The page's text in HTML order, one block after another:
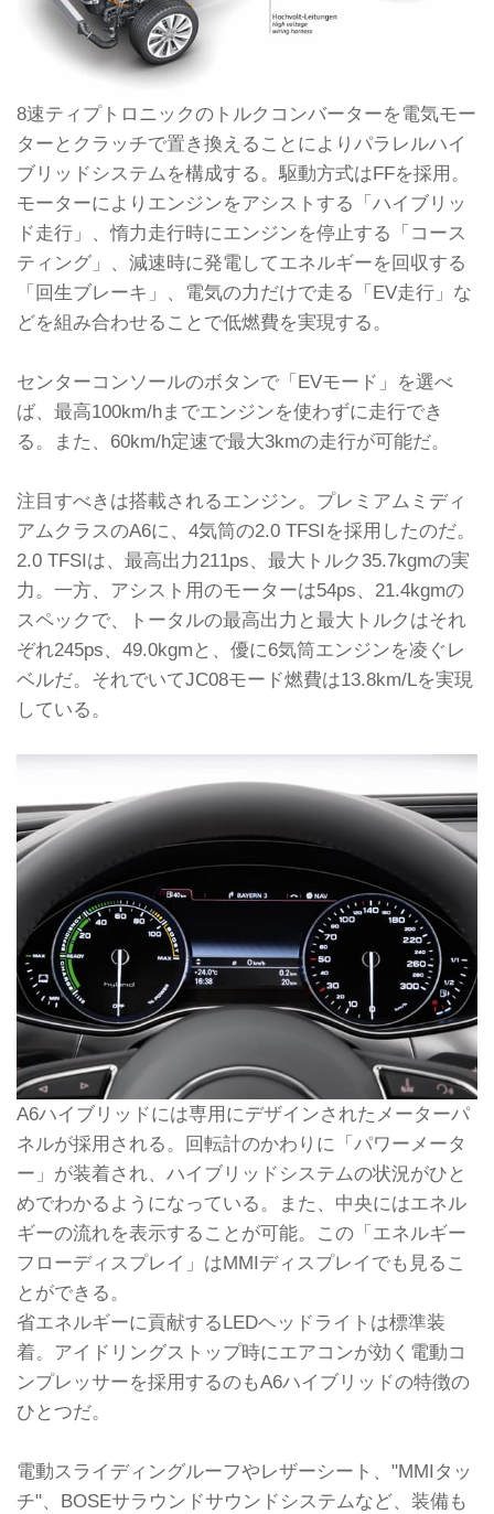
8速ティプトロニックのトルクコンバーターを電気モー
ターとクラッチで置き換えることによりパラレルハイ
ブリッドシステムを構成する。駆動方式はFFを採用。
モーターによりエンジンをアシストする「ハイブリッ
ド走行」、惰力走行時にエンジンを停止する「コース
ティング」、減速時に発電してエネルギーを回収する
「回生ブレーキ」、電気の力だけで走る「EV走行」な
どを組み合わせることで低燃費を実現する。
センターコンソールのボタンで「EVモード」を選べ
ば、最高100km/hまでエンジンを使わずに走行でき
る。また、60km/h定速で最大3kmの走行が可能だ。
注目すべきは搭載されるエンジン。プレミアムミディ
アムクラスのA6に、4気筒の2.0 TFSIを採用したのだ。
2.0 TFSIは、最高出力211ps、最大トルク35.7kgmの実
力。一方、アシスト用のモーターは54ps、21.4kgmの
スペックで、トータルの最高出力と最大トルクはそれ
ぞれ245ps、49.0kgmと、優に6気筒エンジンを凌ぐレ
ベルだ。それでいてJC08モード燃費は13.8km/Lを実現
している。
A6ハイブリッドには専用にデザインされたメーターパ
ネルが採用される。回転計のかわりに「パワーメータ
ー」が装着され、ハイブリッドシステムの状況がひと
めでわかるようになっている。また、中央にはエネル
ギーの流れを表示することが可能。この「エネルギー
フローディスプレイ」はMMIディスプレイでも見るこ
とができる。
省エネルギーに貢献するLEDヘッドライトは標準装
着。アイドリングストップ時にエアコンが効く電動コ
ンプレッサーを採用するのもA6ハイブリッドの特徴の
ひとつだ。
電動スライディングルーフやレザーシート、"MMIタッ
チ"、BOSEサラウンドサウンドシステムなど、装備も